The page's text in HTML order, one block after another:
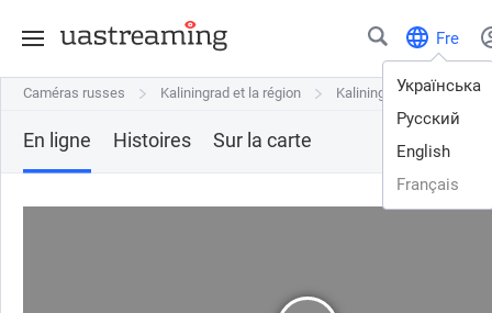
Fre
Українська
Русский
English
Français
Caméras russes Kaliningrad et la région Kaliningrad
Caméras russes Kaliningrad et la région Kaliningrad
En ligne Histoires Sur la carte